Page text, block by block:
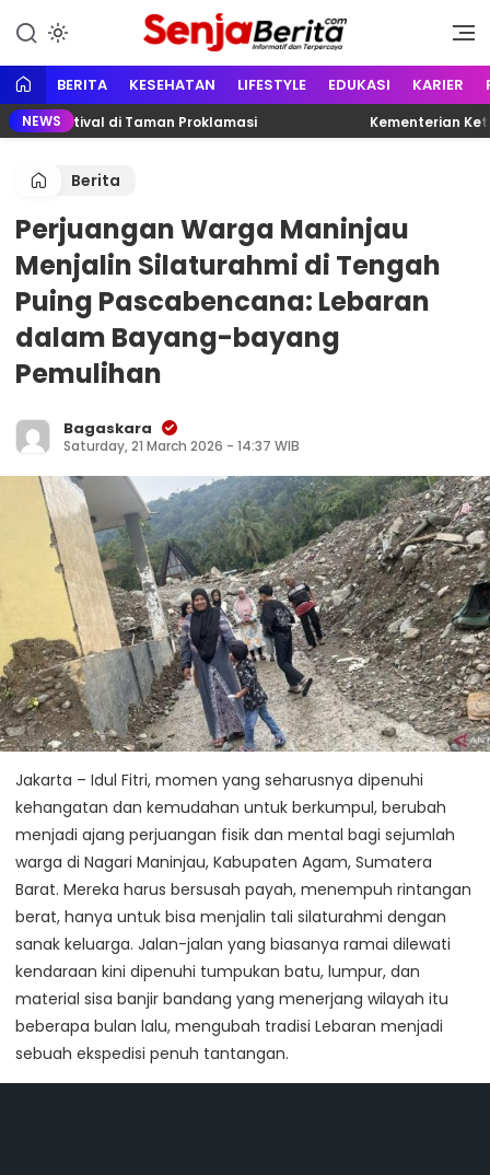
konten
Senja Berita
Portal media berita online yang
informatif, edukatif dan
terpercaya
BERITA KESEHATAN LIFESTYLE EDUKASI KARIER
NEWS
Festival di Taman Proklamasi Kementerian
Berita
Perjuangan Warga Maninjau
Menjalin Silaturahmi di Tengah
Puing Pascabencana: Lebaran
dalam Bayang-bayang
Pemulihan
Bagaskara
Saturday, 21 March 2026 - 14:37 WIB
Jakarta – Idul Fitri, momen yang seharusnya dipenuhi
kehangatan dan kemudahan untuk berkumpul, berubah
menjadi ajang perjuangan fisik dan mental bagi sejumlah
warga di Nagari Maninjau, Kabupaten Agam, Sumatera
Barat. Mereka harus bersusah payah, menempuh rintangan
berat, hanya untuk bisa menjalin tali silaturahmi dengan
sanak keluarga. Jalan-jalan yang biasanya ramai dilewati
kendaraan kini dipenuhi tumpukan batu, lumpur, dan
material sisa banjir bandang yang menerjang wilayah itu
beberapa bulan lalu, mengubah tradisi Lebaran menjadi
sebuah ekspedisi penuh tantangan.